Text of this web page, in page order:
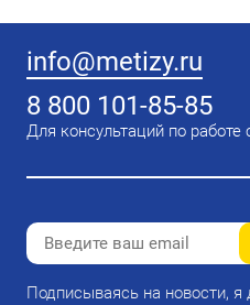
info@metizy.ru
8 800 101-85-85
Для консультаций по работе
Подписываясь на новости, я